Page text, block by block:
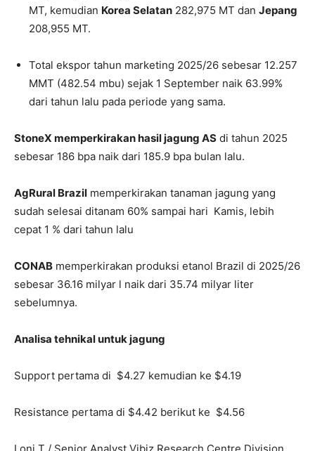
MT, kemudian Korea Selatan 282,975 MT dan Jepang
208,955 MT.
Total ekspor tahun marketing 2025/26 sebesar 12.257
MMT (482.54 mbu) sejak 1 September naik 63.99%
dari tahun lalu pada periode yang sama.
StoneX memperkirakan hasil jagung AS di tahun 2025
sebesar 186 bpa naik dari 185.9 bpa bulan lalu.
AgRural Brazil memperkirakan tanaman jagung yang
sudah selesai ditanam 60% sampai hari Kamis, lebih
cepat 1 % dari tahun lalu
CONAB memperkirakan produksi etanol Brazil di 2025/26
sebesar 36.16 milyar l naik dari 35.74 milyar liter
sebelumnya.
Analisa tehnikal untuk jagung
Support pertama di $4.27 kemudian ke $4.19
Resistance pertama di $4.42 berikut ke $4.56